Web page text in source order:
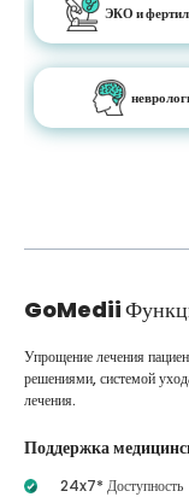
ЭКО и
GoMedii
Упрощение лечения
решениями, системой
лечения.
Поддержка
24x7* Доступность